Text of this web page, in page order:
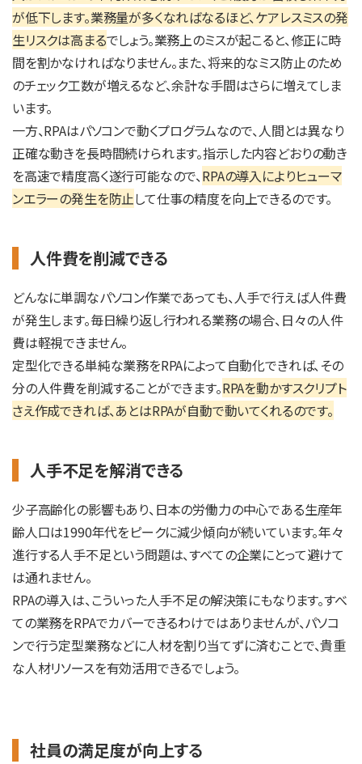
が低下します。業務量が多くなればなるほど、ケアレスミスの発
生リスクは高まるでしょう。業務上のミスが起こると、修正に時
間を割かなければなりません。また、将来的なミス防止のため
のチェック工数が増えるなど、余計な手間はさらに増えてしま
います。
一方、RPAはパソコンで動くプログラムなので、人間とは異なり
正確な動きを長時間続けられます。指示した内容どおりの動き
を高速で精度高く遂行可能なので、RPAの導入によりヒューマ
ンエラーの発生を防止して仕事の精度を向上できるのです。
人件費を削減できる
どんなに単調なパソコン作業であっても、人手で行えば人件費
が発生します。毎日繰り返し行われる業務の場合、日々の人件
費は軽視できません。
定型化できる単純な業務をRPAによって自動化できれば、その
分の人件費を削減することができます。RPAを動かすスクリプト
さえ作成できれば、あとはRPAが自動で動いてくれるのです。
人手不足を解消できる
少子高齢化の影響もあり、日本の労働力の中心である生産年
齢人口は1990年代をピークに減少傾向が続いています。年々
進行する人手不足という問題は、すべての企業にとって避けて
は通れません。
RPAの導入は、こういった人手不足の解決策にもなります。すべ
ての業務をRPAでカバーできるわけではありませんが、パソコ
ンで行う定型業務などに人材を割り当てずに済むことで、貴重
な人材リソースを有効活用できるでしょう。
社員の満足度が向上する